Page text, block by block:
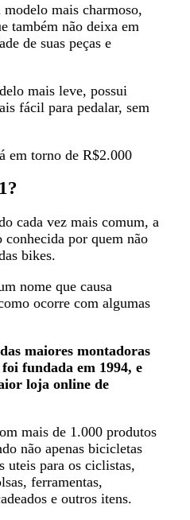
mais charmoso,
também não deixa em
de suas peças e
mais leve, possui
fácil para pedalar, sem
em torno de R$2.000
cada vez mais comum, a
por quem não
bikes.
nome que causa
ocorre com algumas
maiores montadoras
fundada em 1994, e
loja online de
mais de 1.000 produtos
não apenas bicicletas
uteis para os ciclistas,
ferramentas,
e outros itens.